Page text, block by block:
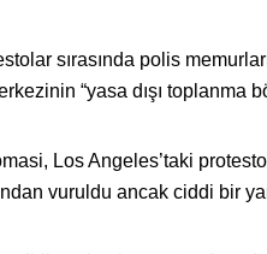
sırasında polis
“yasa dışı toplanma
Los Angeles’taki
vuruldu ancak ciddi bir